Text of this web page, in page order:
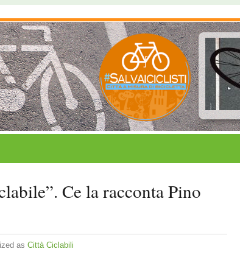
Ce la racconta Pino
as Città Ciclabili